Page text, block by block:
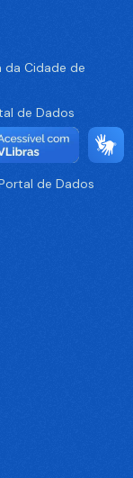
da Cidade de
de Dados
de Dados